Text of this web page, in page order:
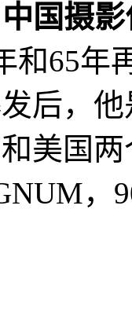
国摄
和65年
后，
美国
，